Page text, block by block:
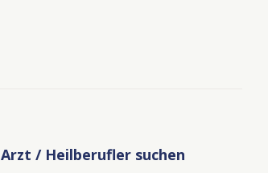
Arzt / Heilberufler suchen